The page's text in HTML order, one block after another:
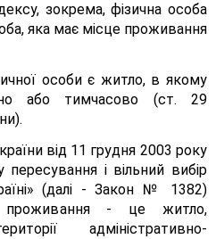
зокрема, фізична особа
яка має місце проживання
особи є житло, в якому
або тимчасово (ст. 29
від 11 грудня 2003 року
і вільний вибір
(далі - Закон № 1382)
проживання - це житло,
адміністративно-